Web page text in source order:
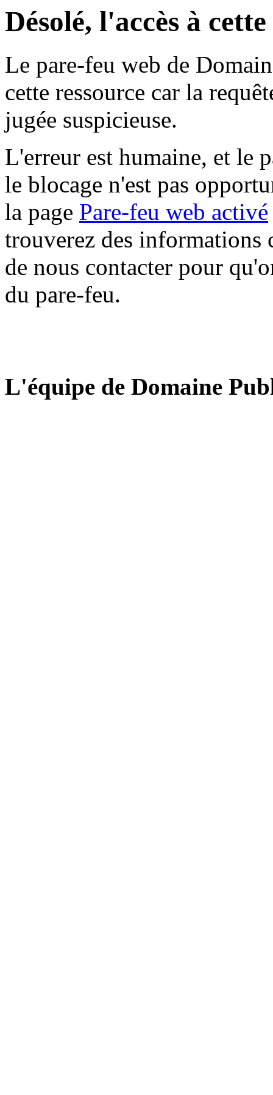
Désolé, l'accès à
Le pare-feu web de
cette ressource car la
jugée suspicieuse.
L'erreur est humaine, et le
le blocage n'est pas
la page Pare-feu web activé
trouverez des informations
de nous contacter pour
du pare-feu.
L'équipe de Domaine